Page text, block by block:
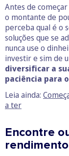
Antes de
o montante de
perceba qual é o
soluções que se
nunca use o
investir e sim de
diversificar a
paciência para
Leia ainda:
a ter
Encontre
rendimento